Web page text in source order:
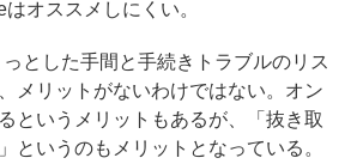
オススメしにくい。
とした手間と手続きトラブルのリス
メリットがないわけではない。オン
というメリットもあるが、「抜き取
というのもメリットとなっている。